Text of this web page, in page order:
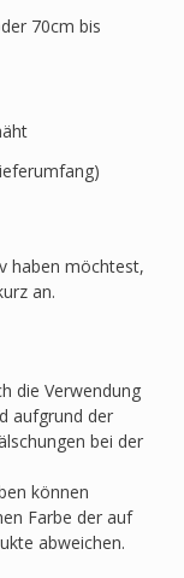
70cm bis
haben möchtest,
an.
die Verwendung
aufgrund der
bei der
können
Farbe der auf
abweichen.